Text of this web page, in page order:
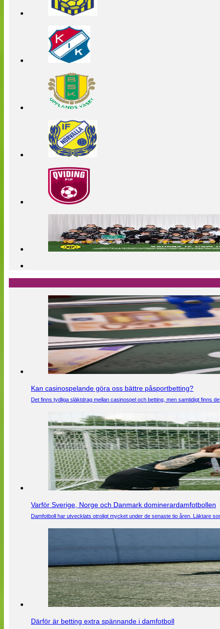
Kan casinospelande göra oss bättre påsportbetting?
Det finns tydliga släktdrag mellan casinospel och betting, men samtidigt finns
Varför Sverige, Norge och Danmark dominerardamfotbollen
Damfotboll har utvecklats otroligt mycket under de senaste tio åren. Läktare
Därför är betting extra spännande i damfotboll